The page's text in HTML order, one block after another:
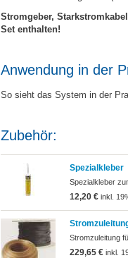
Stromgeber,
Set enthalten!
Anwendung in der
So sieht das System in der
Zubehör:
Spezialkleber
Spezialkleber
12,20 €inkl.
Stromzuleitung
229,65 €inkl.